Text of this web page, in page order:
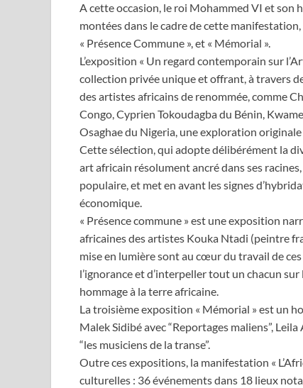
A cette occasion, le roi Mohammed VI et
montées dans le cadre de cette
« Présence Commune », et « Mémorial ».
L’exposition « Un regard contemporain sur
collection privée unique et offrant, à travers
des artistes africains de renommée, comme
Congo, Cyprien Tokoudagba du Bénin,
Osaghae du Nigeria, une exploration
Cette sélection, qui adopte délibérément la
art africain résolument ancré dans ses
populaire, et met en avant les signes
économique.
« Présence commune » est une exposition
africaines des artistes Kouka Ntadi (peintre
mise en lumière sont au cœur du travail de
l’ignorance et d’interpeller tout un chacun
hommage à la terre africaine.
La troisième exposition « Mémorial » est un
Malek Sidibé avec “Reportages maliens”,
“les musiciens de la transe”.
Outre ces expositions, la manifestation «
culturelles : 36 événements dans 18 lieux